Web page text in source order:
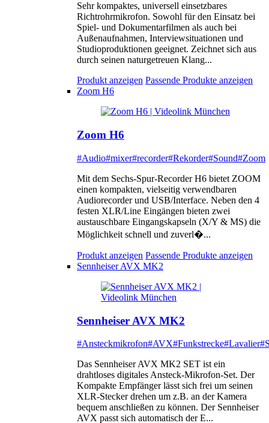
Sehr kompaktes, universell einsetzbares
Richtrohrmikrofon. Sowohl für den Einsatz bei
Spiel- und Dokumentarfilmen als auch bei
Außenaufnahmen, Interviewsituationen und
Studioproduktionen geeignet. Zeichnet sich aus
durch seinen naturgetreuen Klang...
Produkt anzeigen Passende Produkte anzeigen
Zoom H6
Zoom H6
#Audio#mixer#recorder#Rekorder#Sound#Zoom
Mit dem Sechs-Spur-Recorder H6 bietet ZOOM
einen kompakten, vielseitig verwendbaren
Audiorecorder und USB/Interface. Neben den 4
festen XLR/Line Eingängen bieten zwei
austauschbare Eingangskapseln (X/Y & MS) die
Möglichkeit schnell und zuverl�...
Produkt anzeigen Passende Produkte anzeigen
Sennheiser AVX MK2
Sennheiser AVX MK2
#Ansteckmikrofon#AVX#Funkstrecke#Lavalier
Das Sennheiser AVX MK2 SET ist ein
drahtloses digitales Ansteck-Mikrofon-Set. Der
Kompakte Empfänger lässt sich frei um seinen
XLR-Stecker drehen um z.B. an der Kamera
bequem anschließen zu können. Der Sennheiser
AVX passt sich automatisch der E...